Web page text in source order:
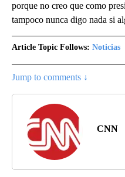
porque no creo que como
tampoco nunca digo nada si
Article Topic Follows: Noticias
Jump to comments ↓
CNN